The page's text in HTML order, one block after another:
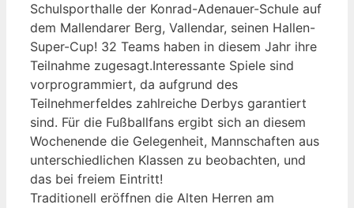
Schulsporthalle der Konrad-Adenauer-Schule auf
dem Mallendarer Berg, Vallendar, seinen Hallen-
Super-Cup! 32 Teams haben in diesem Jahr ihre
Teilnahme zugesagt.Interessante Spiele sind
vorprogrammiert, da aufgrund des
Teilnehmerfeldes zahlreiche Derbys garantiert
sind. Für die Fußballfans ergibt sich an diesem
Wochenende die Gelegenheit, Mannschaften aus
unterschiedlichen Klassen zu beobachten, und
das bei freiem Eintritt!
Traditionell eröffnen die Alten Herren am